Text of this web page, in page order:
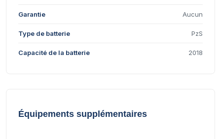
Garantie Aucun
Type de batterie PzS
Capacité de la batterie 2018
Équipements supplémentaires